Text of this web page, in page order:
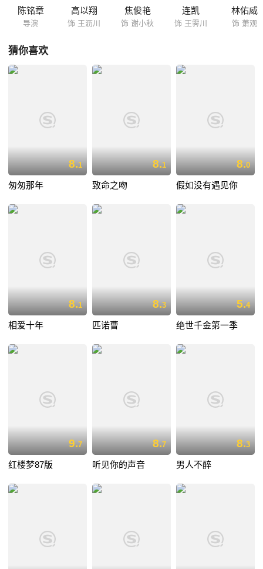
陈铭章
导演
高以翔
饰 王沥川
焦俊艳
饰 谢小秋
连凯
饰 王霁川
林佑威
饰 萧观
猜你喜欢
8.1
匆匆那年
8.1
致命之吻
8.0
假如没有遇见你
8.1
相爱十年
8.3
匹诺曹
5.4
绝世千金第一季
9.7
红楼梦87版
8.7
听见你的声音
8.3
男人不醉